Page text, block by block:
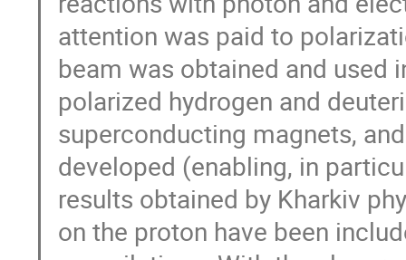
attention was paid to
beam was obtained and used
polarized hydrogen and
superconducting magnets,
developed (enabling, in
results obtained by Kharkiv
on the proton have been